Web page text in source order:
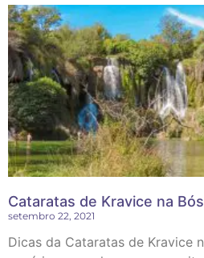
Cataratas de Kravice na
setembro 22, 2021
Dicas da Cataratas de Kravice